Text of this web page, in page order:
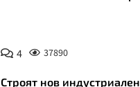
4 37890
Строят нов